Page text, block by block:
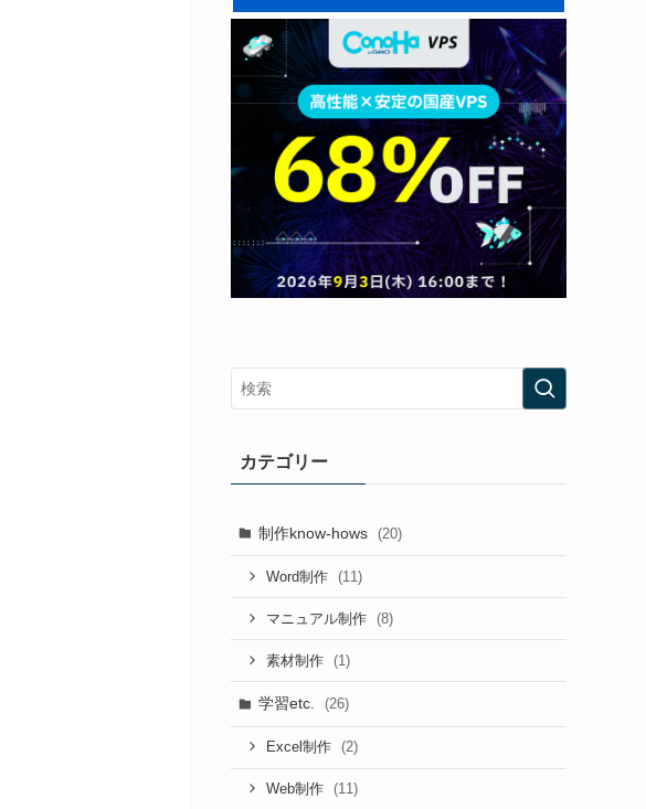
カテゴリー
制作know-hows (20)
Word制作 (11)
マニュアル制作 (8)
素材制作 (1)
学習etc. (26)
Excel制作 (2)
Web制作 (11)